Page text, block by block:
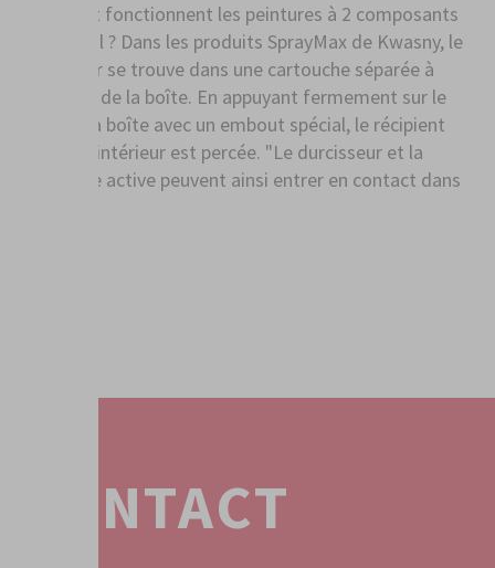
Comment fonctionnent les peintures à 2 composants
en aérosol ? Dans les produits SprayMax de Kwasny, le
durcisseur se trouve dans une cartouche séparée à
l'intérieur de la boîte. En appuyant fermement sur le
fond de la boîte avec un embout spécial, le récipient
située à l'intérieur est percée. "Le durcisseur et la
substance active peuvent ainsi entrer en contact dans
CONTACT